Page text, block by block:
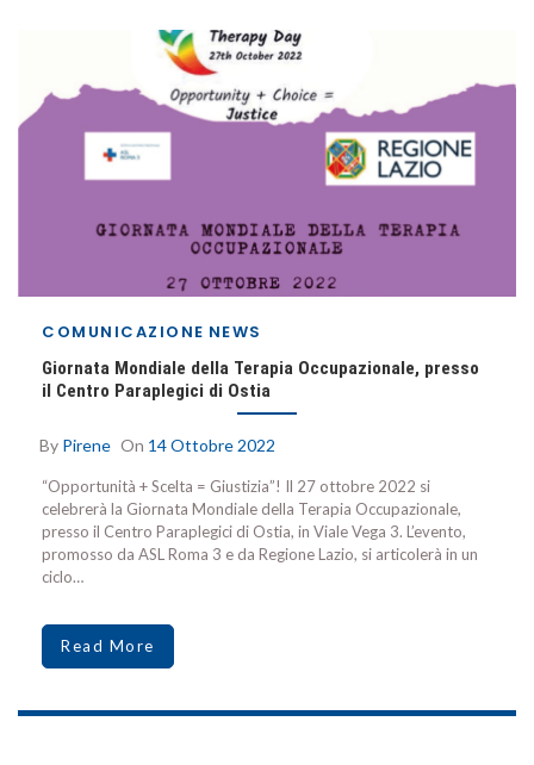
COMUNICAZIONE NEWS
Giornata Mondiale della Terapia Occupazionale, presso
il Centro Paraplegici di Ostia
By Pirene On 14 Ottobre 2022
“Opportunità + Scelta = Giustizia”! Il 27 ottobre 2022 si
celebrerà la Giornata Mondiale della Terapia Occupazionale,
presso il Centro Paraplegici di Ostia, in Viale Vega 3. L’evento,
promosso da ASL Roma 3 e da Regione Lazio, si articolerà in un
ciclo…
Read More